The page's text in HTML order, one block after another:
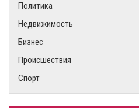
Политика
Недвижимость
Бизнес
Происшествия
Спорт